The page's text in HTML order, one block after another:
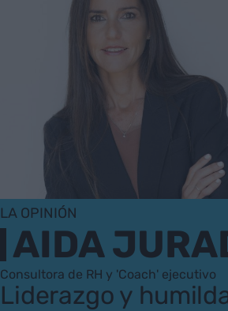
LA OPINIÓN
AIDA
Consultora de RH y 'Coach' ejecutivo
Liderazgo y